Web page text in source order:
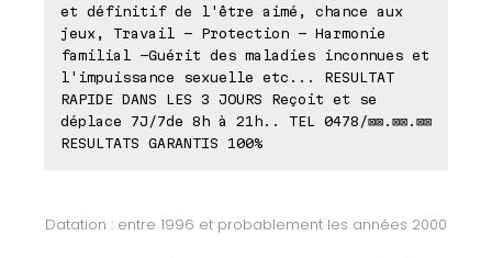
et définitif de l'être aimé, chance aux
jeux, Travail - Protection - Harmonie
familial -Guérit des maladies inconnues et
l'impuissance sexuelle etc... RESULTAT
RAPIDE DANS LES 3 JOURS Reçoit et se
déplace 7J/7de 8h à 21h.. TEL 0478/⊠⊠.⊠⊠.⊠⊠
RESULTATS GARANTIS 100%
Datation : entre 1996 et probablement les années 2000